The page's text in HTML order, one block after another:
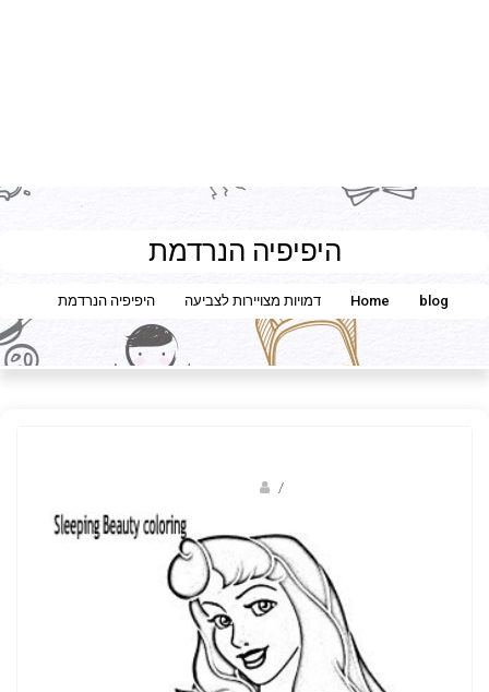
היפיפיה הנרדמת
Home blog דמויות מצויירות לצביעה היפיפיה הנרדמת
/